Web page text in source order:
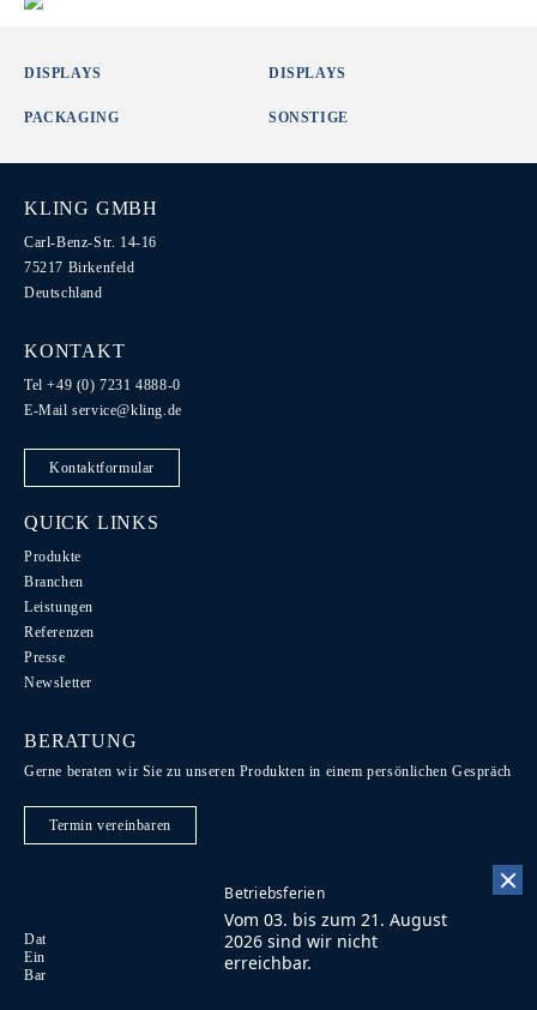
Betriebsferien
Vom 03. bis zum 21. August
2026 sind wir nicht
erreichbar.
DISPLAYS DISPLAYS
PACKAGING SONSTIGE
KLING GMBH
Carl-Benz-Str. 14-16
75217 Birkenfeld
Deutschland
KONTAKT
Tel +49 (0) 7231 4888-0
E-Mailservice@kling.de
Kontaktformular
QUICK LINKS
Produkte
Branchen
Leistungen
Referenzen
Presse
Newsletter
BERATUNG
Gerne beraten wir Sie zu unseren Produkten in einem persönlichen Gespräch
Termin vereinbaren
Datenschutz / Recht / AGB
Code of Conduct
Einkaufsbedingungen
Impressum
Kontakt
Barrierefreiheit